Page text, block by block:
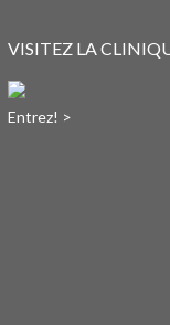
VISITEZ LA
Entrez! >